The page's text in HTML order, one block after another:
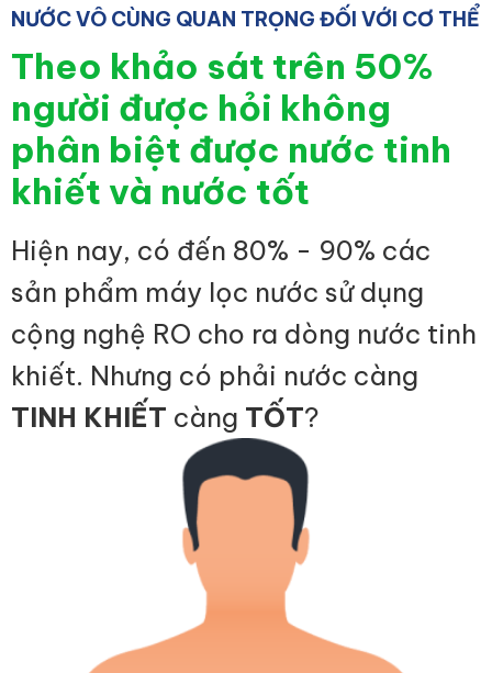
NƯỚC VÔ CÙNG QUAN TRỌNG ĐỐI VỚI CƠ THỂ
Theo khảo sát trên 50%
người được hỏi không
phân biệt được nước tinh
khiết và nước tốt
Hiện nay, có đến 80% - 90% các
sản phẩm máy lọc nước sử dụng
cộng nghệ RO cho ra dòng nước tinh
khiết. Nhưng có phải nước càng
TINH KHIẾT càng TỐT?